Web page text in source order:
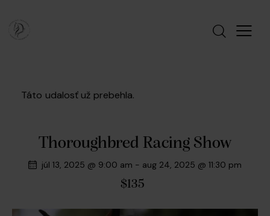
Táto udalosť už prebehla.
Thoroughbred Racing Show
júl 13, 2025 @ 9:00 am - aug 24, 2025 @ 11:30 pm
$135